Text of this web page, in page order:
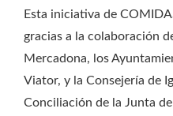
Esta iniciativa de
gracias a la colaboración
Mercadona, los
Viator, y la Consejería de
Conciliación de la Junta